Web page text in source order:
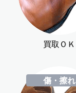
買取ＯＫ
傷・擦れ